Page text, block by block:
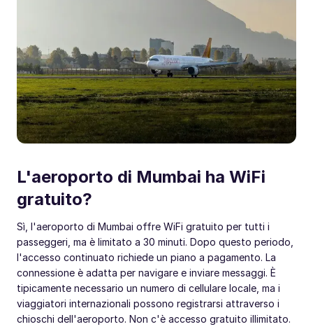
L'aeroporto di Mumbai ha WiFi
gratuito?
Sì, l'aeroporto di Mumbai offre WiFi gratuito per tutti i
passeggeri, ma è limitato a 30 minuti. Dopo questo periodo,
l'accesso continuato richiede un piano a pagamento. La
connessione è adatta per navigare e inviare messaggi. È
tipicamente necessario un numero di cellulare locale, ma i
viaggiatori internazionali possono registrarsi attraverso i
chioschi dell'aeroporto. Non c'è accesso gratuito illimitato.